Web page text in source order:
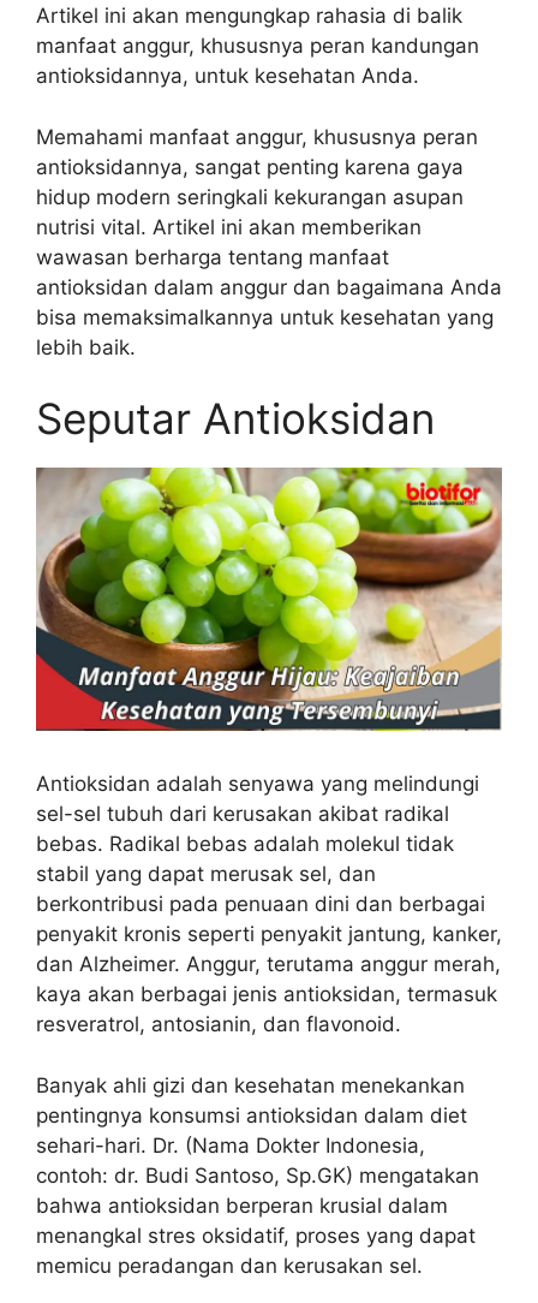
Artikel ini akan mengungkap rahasia di balik
manfaat anggur, khususnya peran kandungan
antioksidannya, untuk kesehatan Anda.
Memahami manfaat anggur, khususnya peran
antioksidannya, sangat penting karena gaya
hidup modern seringkali kekurangan asupan
nutrisi vital. Artikel ini akan memberikan
wawasan berharga tentang manfaat
antioksidan dalam anggur dan bagaimana Anda
bisa memaksimalkannya untuk kesehatan yang
lebih baik.
Seputar Antioksidan
Antioksidan adalah senyawa yang melindungi
sel-sel tubuh dari kerusakan akibat radikal
bebas. Radikal bebas adalah molekul tidak
stabil yang dapat merusak sel, dan
berkontribusi pada penuaan dini dan berbagai
penyakit kronis seperti penyakit jantung, kanker,
dan Alzheimer. Anggur, terutama anggur merah,
kaya akan berbagai jenis antioksidan, termasuk
resveratrol, antosianin, dan flavonoid.
Banyak ahli gizi dan kesehatan menekankan
pentingnya konsumsi antioksidan dalam diet
sehari-hari. Dr. (Nama Dokter Indonesia,
contoh: dr. Budi Santoso, Sp.GK) mengatakan
bahwa antioksidan berperan krusial dalam
menangkal stres oksidatif, proses yang dapat
memicu peradangan dan kerusakan sel.